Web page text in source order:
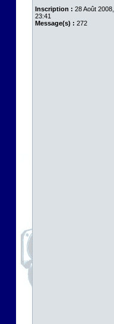
Inscription : 28 Août 2008,
23:41
Message(s) : 272